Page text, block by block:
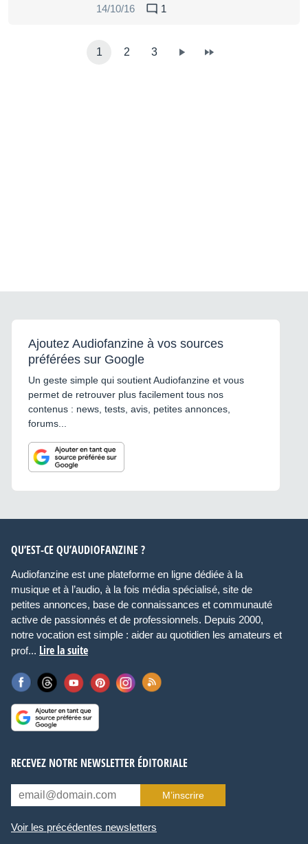
14/10/16
1
1 2 3
Ajoutez Audiofanzine à vos sources
préférées sur Google
Un geste simple qui soutient Audiofanzine et vous
permet de retrouver plus facilement tous nos
contenus : news, tests, avis, petites annonces,
forums...
QU’EST-CE QU’AUDIOFANZINE ?
Audiofanzine est une plateforme en ligne dédiée à la
musique et à l’audio, à la fois média spécialisé, site de
petites annonces, base de connaissances et communauté
active de passionnés et de professionnels. Depuis 2000,
notre vocation est simple : aider au quotidien les amateurs et
prof... Lire la suite
RECEVEZ NOTRE NEWSLETTER ÉDITORIALE
M’inscrire
Voir les précédentes newsletters